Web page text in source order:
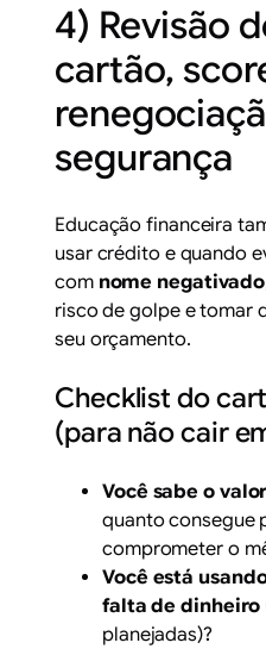
4) Revisão
cartão,
segurança
Educação financeira
usar crédito e quando
com nome negativado
risco de golpe e tomar
seu orçamento.
Checklist do
(para não cair
Você sabe o
quanto consegue
comprometer o
Você está
falta de dinheiro
planejadas)?